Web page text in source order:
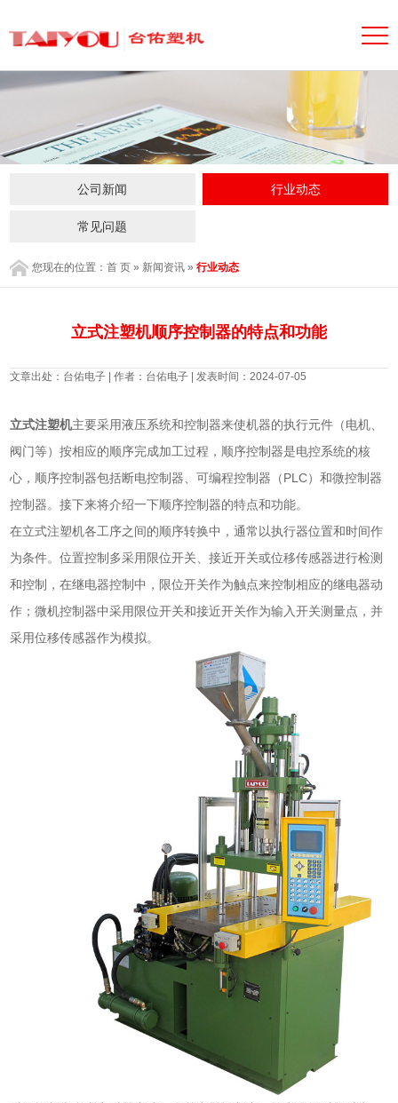
公司新闻 行业动态
常见问题
您现在的位置：首 页 » 新闻资讯 »行业动态
立式注塑机顺序控制器的特点和功能
文章出处：台佑电子 | 作者：台佑电子 | 发表时间：2024-07-05
立式注塑机主要采用液压系统和控制器来使机器的执行元件（电机、
阀门等）按相应的顺序完成加工过程，顺序控制器是电控系统的核
心，顺序控制器包括断电控制器、可编程控制器（PLC）和微控制器
控制器。接下来将介绍一下顺序控制器的特点和功能。
在立式注塑机各工序之间的顺序转换中，通常以执行器位置和时间作
为条件。位置控制多采用限位开关、接近开关或位移传感器进行检测
和控制，在继电器控制中，限位开关作为触点来控制相应的继电器动
作；微机控制器中采用限位开关和接近开关作为输入开关测量点，并
采用位移传感器作为模拟。